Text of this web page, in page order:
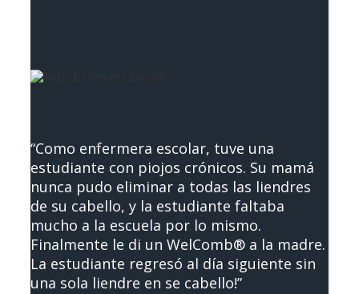
“Como enfermera escolar, tuve una
estudiante con piojos crónicos. Su mamá
nunca pudo eliminar a todas las liendres
de su cabello, y la estudiante faltaba
mucho a la escuela por lo mismo.
Finalmente le di un WelComb® a la madre.
La estudiante regresó al día siguiente sin
una sola liendre en se cabello!”